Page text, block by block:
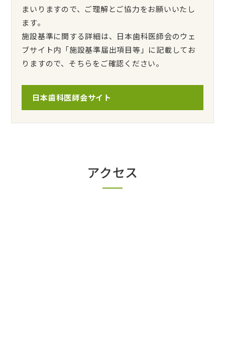
まいりますので、ご理解とご協力をお願いいたし
ます。
施設基準に関する詳細は、日本歯科医師会のウェ
ブサイト内「施設基準届出項目等」に記載してお
りますので、そちらをご確認ください。
日本歯科医師会サイト
アクセス